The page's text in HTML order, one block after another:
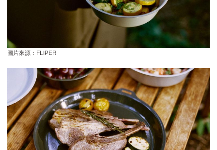
圖片來源：FLIPER